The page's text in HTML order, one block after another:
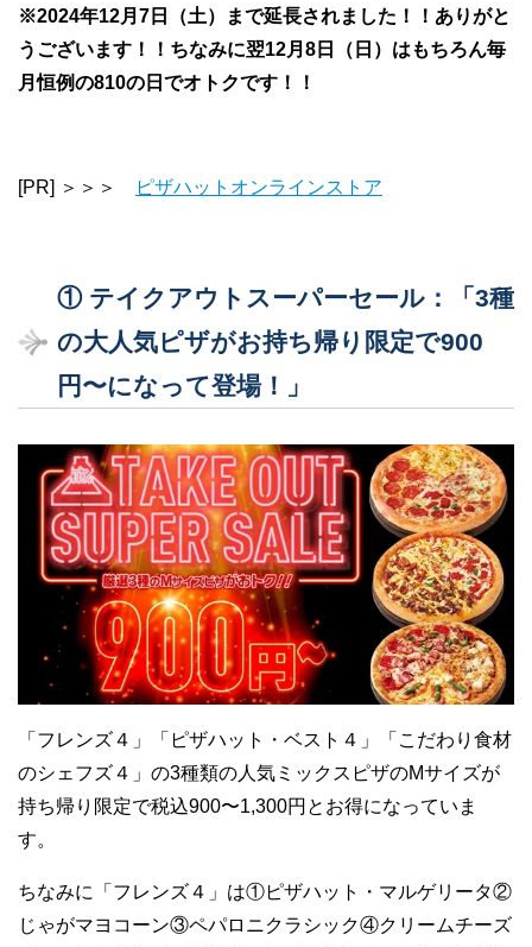
※2024年12月7日（土）まで延長されました！！ありがと
うございます！！ちなみに翌12月8日（日）はもちろん毎
月恒例の810の日でオトクです！！
[PR] ＞＞＞ ピザハットオンラインストア
① テイクアウトスーパーセール：「3種
の大人気ピザがお持ち帰り限定で900
円〜になって登場！」
「フレンズ４」「ピザハット・ベスト４」「こだわり食材
のシェフズ４」の3種類の人気ミックスピザのMサイズが
持ち帰り限定で税込900〜1,300円とお得になっていま
す。
ちなみに「フレンズ４」は①ピザハット・マルゲリータ②
じゃがマヨコーン③ペパロニクラシック④クリームチーズ